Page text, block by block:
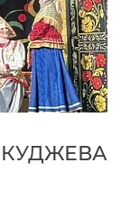
КУДЖЕВА